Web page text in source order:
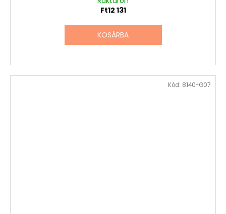
Ft12 131
KOSÁRBA
Kód: 8140-G07